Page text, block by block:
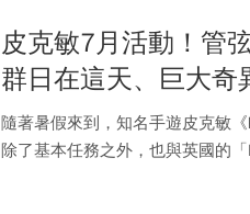
皮克敏7月活動！管
群日在這天、巨大奇
勵、懶人包一次整理
隨著暑假來到，知名手遊皮克敏
除了基本任務之外，也與英國的「